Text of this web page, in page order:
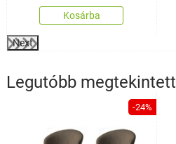
Kosárba
Next
Legutóbb megtekintett
-24%